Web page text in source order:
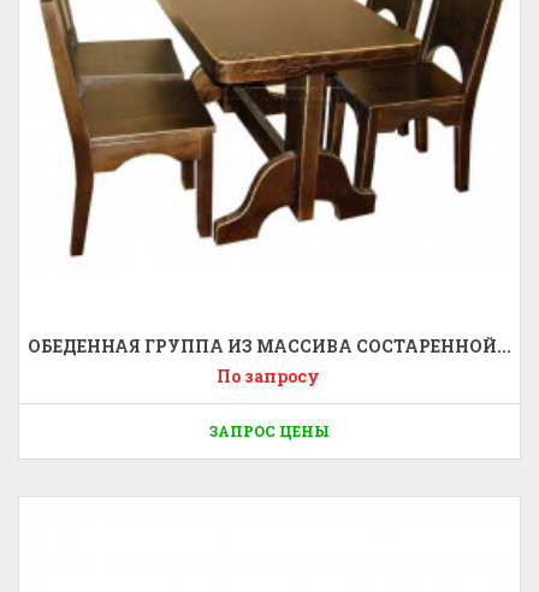
ОБЕДЕННАЯ ГРУППА ИЗ МАССИВА СОСТАРЕННОЙ...
По запросу
ЗАПРОС ЦЕНЫ